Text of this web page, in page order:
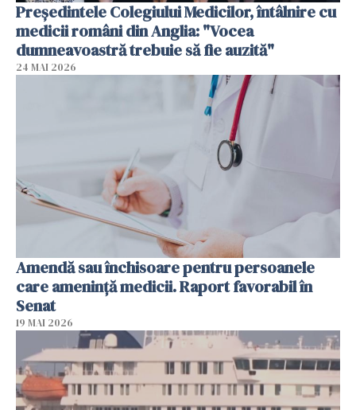
Președintele Colegiului Medicilor, întâlnire cu
medicii români din Anglia: "Vocea
dumneavoastră trebuie să fie auzită"
24 MAI 2026
Amendă sau închisoare pentru persoanele
care ameninţă medicii. Raport favorabil în
Senat
19 MAI 2026